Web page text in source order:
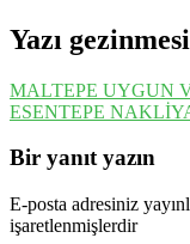
Yazı gezinmesi
MALTEPE UYGUN
ESENTEPE
Bir yanıt yazın
E-posta adresiniz
işaretlenmişlerdir